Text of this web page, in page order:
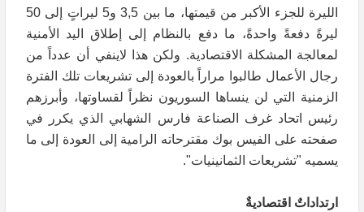
الليرة للجزء الأكبر من قيمتها، ما بين 3,5 و5 ليراتٍ إلى 50
ليرةً دفعةً واحدةً، ما دفع بالنظام إلى إطلاق اليد الأمنية
لمعالجة المشكلة الاقتصادية. ولكن هذا لاينفي أن عدداً من
رجال الأعمال طالبوا مراراً بالعودة إلى تشريعات تلك الفترة
الزمنية التي لن ينساها السوريون نظراً لقساوتها، وأبرزهم
رئيس اتحاد غرف الصناعة فارس الشهابي الذي يكرر في
صفحته على الفيس بوك مقترحاته الرامية إلى العودة إلى ما
يسميه "تشريعات الثمانينيات".
ارتداداتٌ اقتصاديةٌ